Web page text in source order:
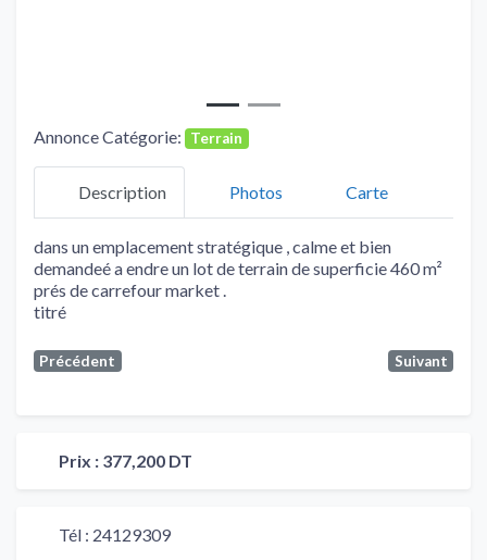
Annonce Catégorie: Terrain
Description Photos Carte
dans un emplacement stratégique , calme et bien
demandeé a endre un lot de terrain de superficie 460 m²
prés de carrefour market .
titré
Précédent Suivant
Prix : 377,200 DT
Tél : 24129309